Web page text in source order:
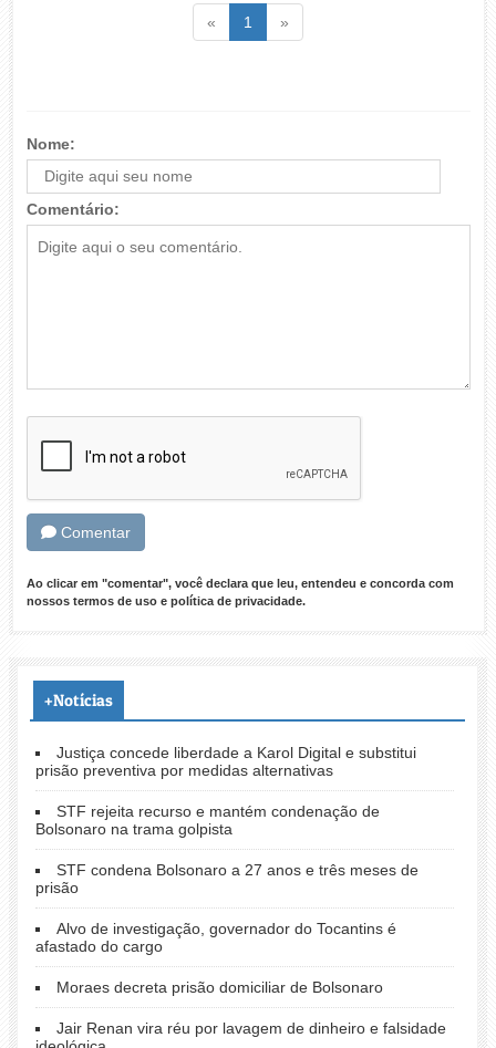
« Voltar1 (atual)
»
Nome:
Comentário:
Comentar
Ao clicar em "comentar", você declara que leu, entendeu e concorda com
nossos termos de usoe política de privacidade.
+Notícias
Justiça concede liberdade a Karol Digital e substitui
prisão preventiva por medidas alternativas
STF rejeita recurso e mantém condenação de
Bolsonaro na trama golpista
STF condena Bolsonaro a 27 anos e três meses de
prisão
Alvo de investigação, governador do Tocantins é
afastado do cargo
Moraes decreta prisão domiciliar de Bolsonaro
Jair Renan vira réu por lavagem de dinheiro e falsidade